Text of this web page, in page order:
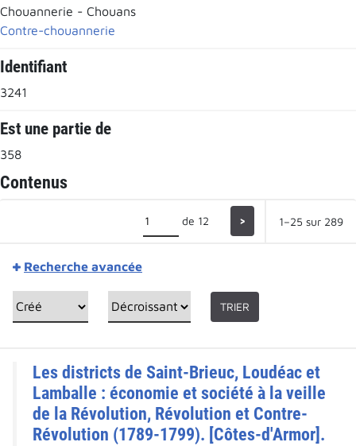
Chouannerie - Chouans
Contre-chouannerie
Identifiant
3241
Est une partie de
358
Contenus
de 12 > 1–25 sur 289
Recherche avancée
TRIER
Les districts de Saint-Brieuc, Loudéac et
Lamballe : économie et société à la veille
de la Révolution, Révolution et Contre-
Révolution (1789-1799). [Côtes-d'Armor].